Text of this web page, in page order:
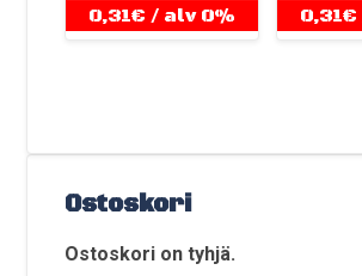
0,31€ / alv 0% 0,31€
Ostoskori
Ostoskori on tyhjä.